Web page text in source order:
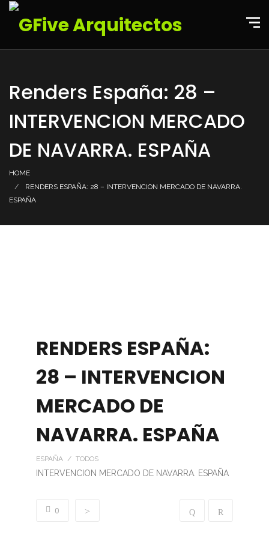
Renders España: 28 –
INTERVENCION MERCADO
DE NAVARRA. ESPAÑA
HOME
RENDERS ESPAÑA: 28 – INTERVENCION MERCADO DE NAVARRA.
ESPAÑA
RENDERS ESPAÑA:
28 – INTERVENCION
MERCADO DE
NAVARRA. ESPAÑA
ESPAÑA / TODOS
INTERVENCION MERCADO DE NAVARRA. ESPAÑA
0